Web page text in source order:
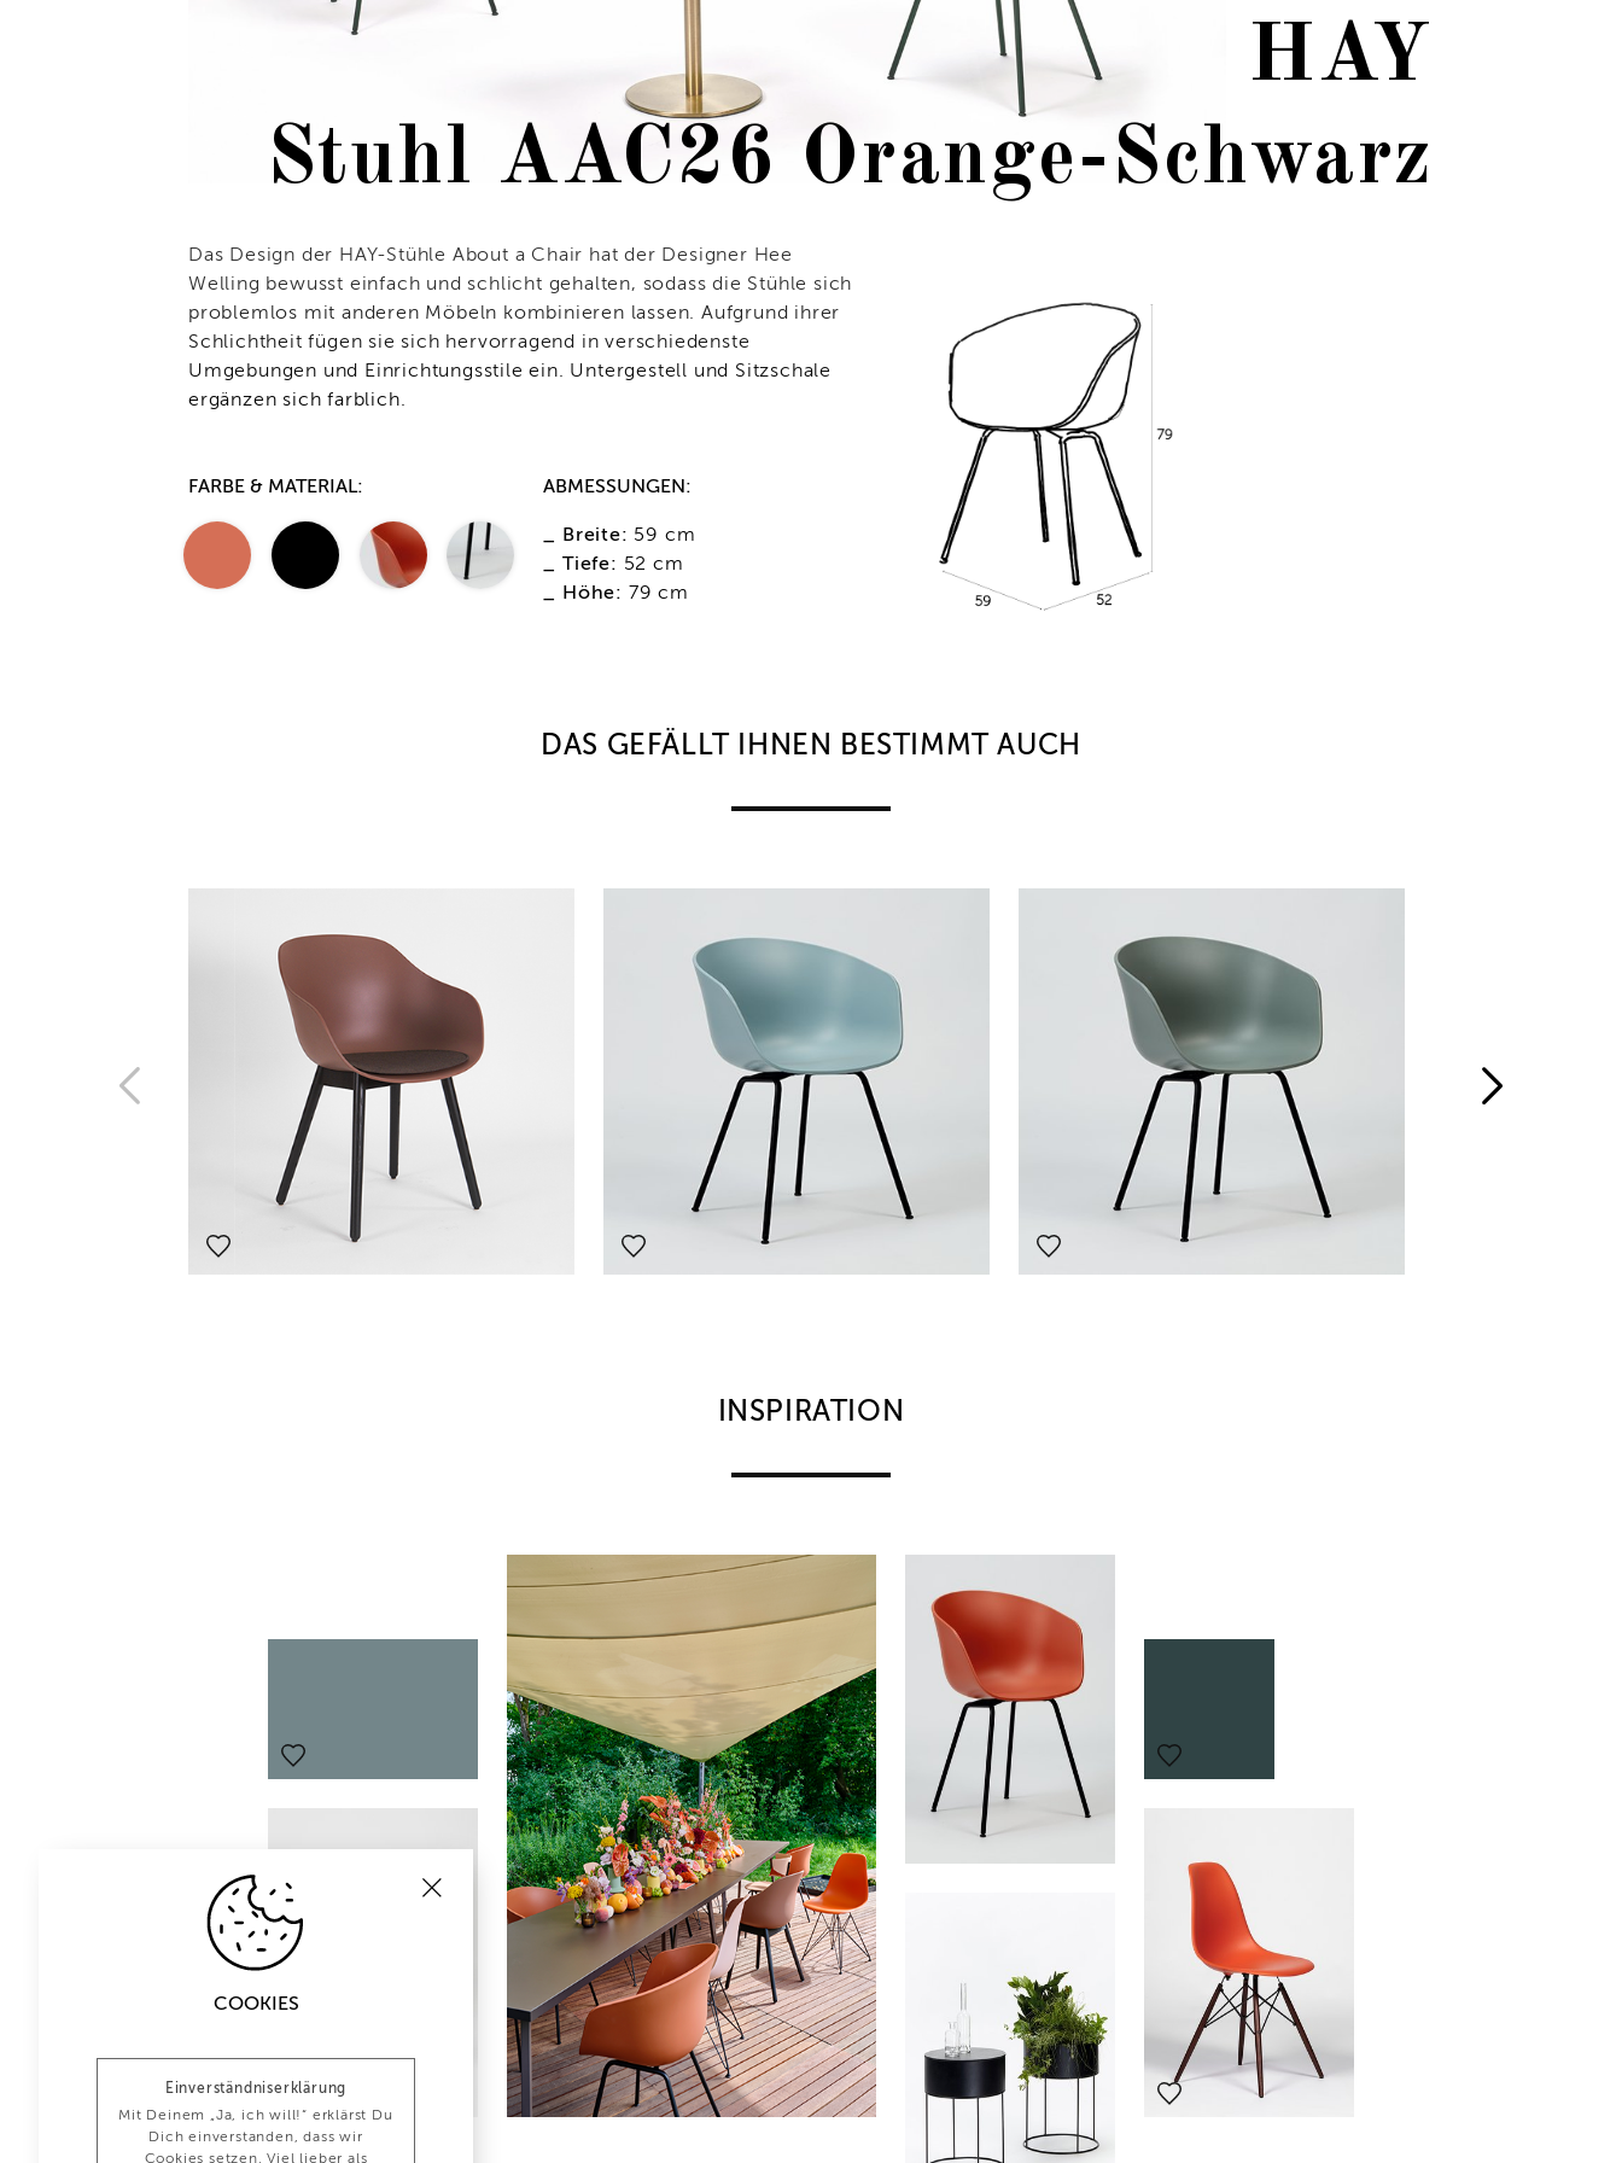
HAY
Stuhl AAC26 Orange-Schwarz
Das Design der HAY-Stühle About a Chair hat der Designer Hee
Welling bewusst einfach und schlicht gehalten, sodass die Stühle sich
problemlos mit anderen Möbeln kombinieren lassen. Aufgrund ihrer
Schlichtheit fügen sie sich hervorragend in verschiedenste
Umgebungen und Einrichtungsstile ein. Untergestell und Sitzschale
ergänzen sich farblich.
FARBE & MATERIAL: ABMESSUNGEN:
_ Breite: 59 cm
_ Tiefe: 52 cm
_ Höhe: 79 cm
DAS GEFÄLLT IHNEN BESTIMMT AUCH
INSPIRATION
COOKIES
Einverständniserklärung
Mit Deinem „Ja, ich will!“ erklärst Du
Dich einverstanden, dass wir
Cookies setzen. Viel lieber als